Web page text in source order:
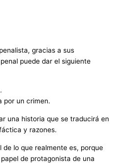
gracias a sus
puede dar el siguiente
por un crimen.
una historia que se traducirá en
y razones.
lo que realmente es, porque
de protagonista de una